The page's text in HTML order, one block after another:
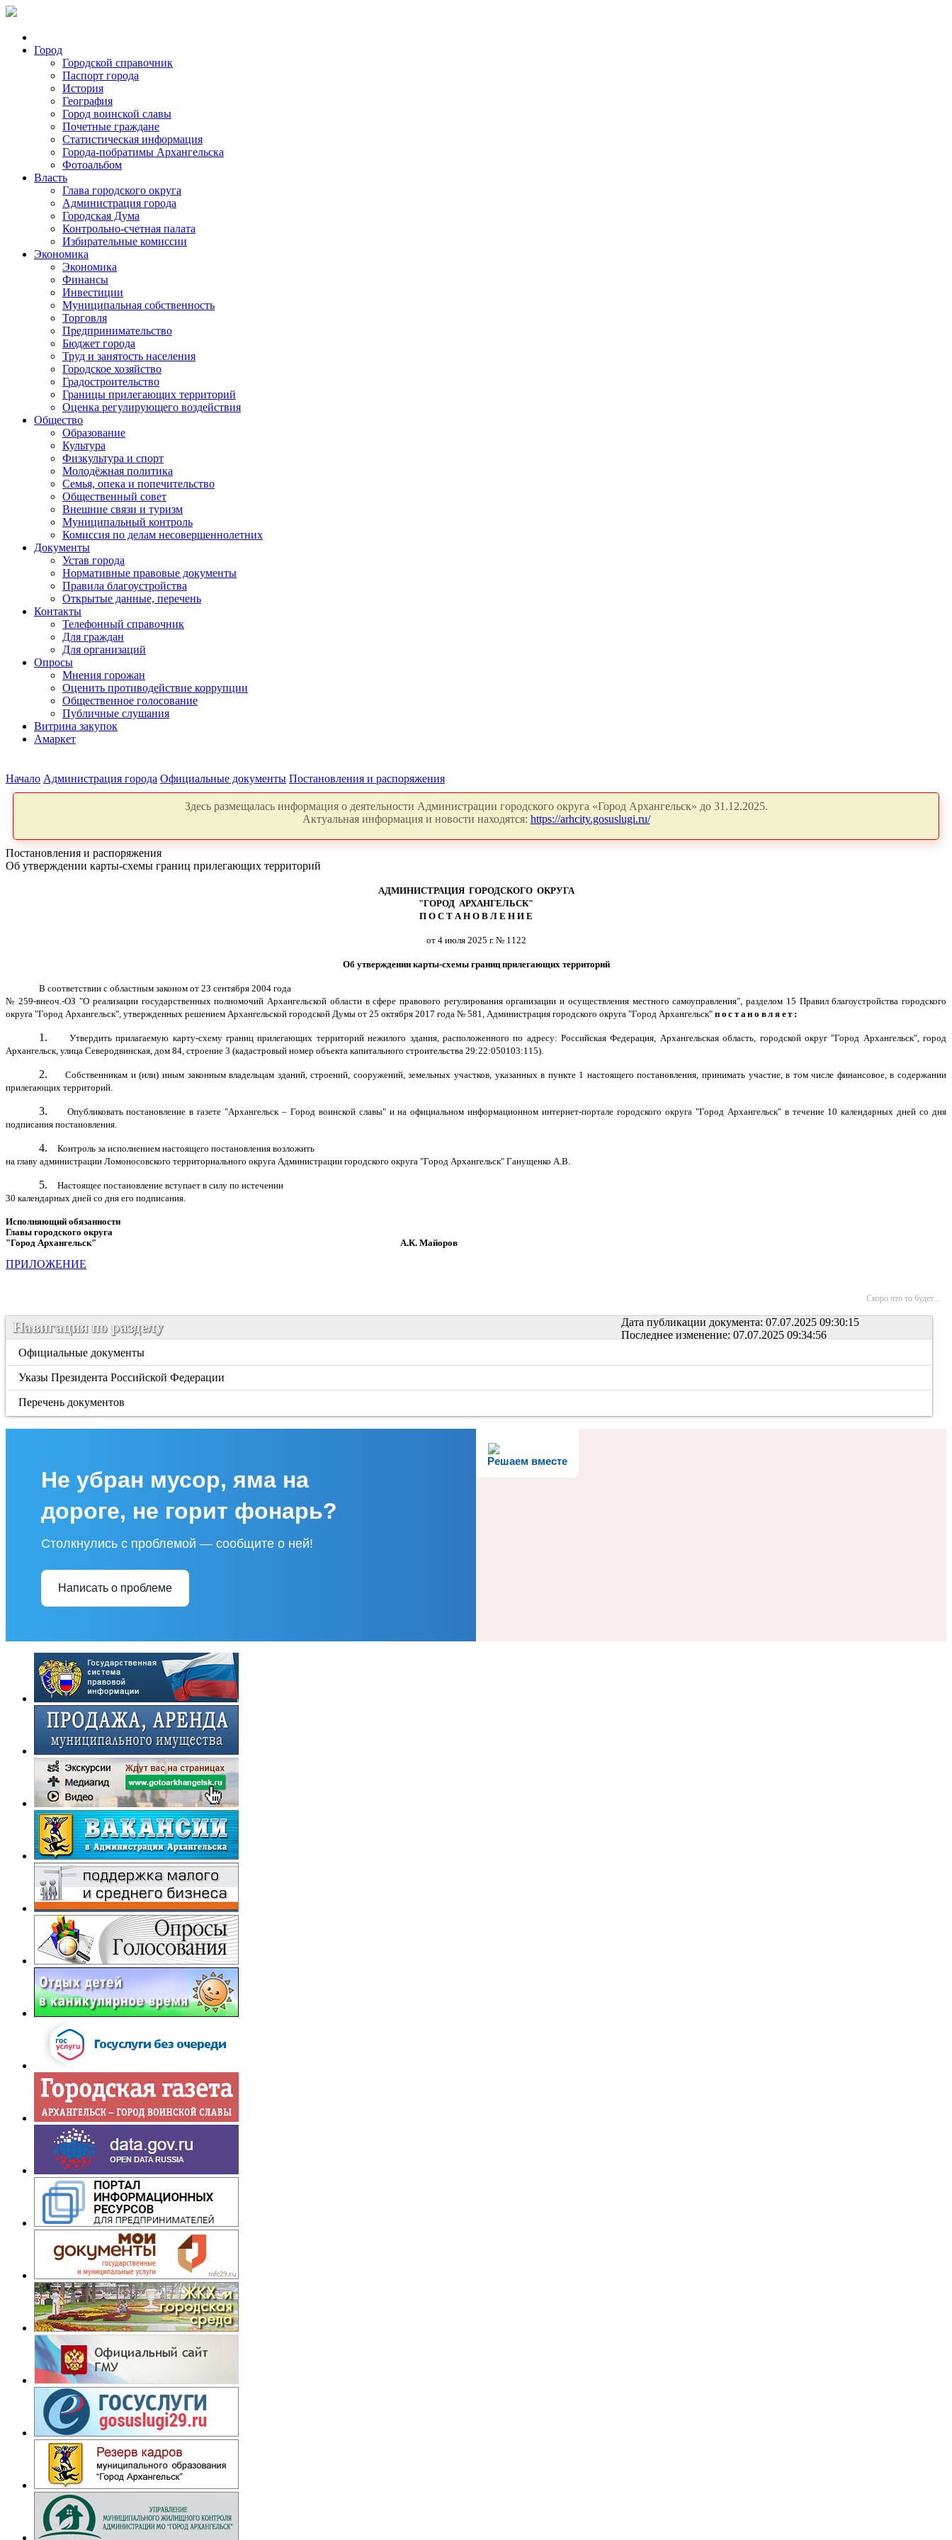
Город
Городской справочник
Паспорт города
История
География
Город воинской славы
Почетные граждане
Статистическая информация
Города-побратимы Архангельска
Фотоальбом
Власть
Глава городского округа
Администрация города
Городская Дума
Контрольно-счетная палата
Избирательные комиссии
Экономика
Экономика
Финансы
Инвестиции
Муниципальная собственность
Торговля
Предпринимательство
Бюджет города
Труд и занятость населения
Городское хозяйство
Градостроительство
Границы прилегающих территорий
Оценка регулирующего воздействия
Общество
Образование
Культура
Физкультура и спорт
Молодёжная политика
Семья, опека и попечительство
Общественный совет
Внешние связи и туризм
Муниципальный контроль
Комиссия по делам несовершеннолетних
Документы
Устав города
Нормативные правовые документы
Правила благоустройства
Открытые данные, перечень
Контакты
Телефонный справочник
Для граждан
Для организаций
Опросы
Мнения горожан
Оценить противодействие коррупции
Общественное голосование
Публичные слушания
Витрина закупок
Амаркет
Начало Администрация города Официальные документы Постановления и распоряжения
Здесь размещалась информация о деятельности Администрации городского округа «Город Архангельск» до 31.12.2025.
Актуальная информация и новости находятся: https://arhcity.gosuslugi.ru/
Постановления и распоряжения
Об утверждении карты-схемы границ прилегающих территорий
АДМИНИСТРАЦИЯ ГОРОДСКОГО ОКРУГА
"ГОРОД АРХАНГЕЛЬСК"
П О С Т А Н О В Л Е Н И Е
от 4 июля 2025 г. № 1122
Об утверждении карты-схемы границ прилегающих территорий
В соответствии с областным законом от 23 сентября 2004 года
№ 259-внеоч.-ОЗ "О реализации государственных полномочий Архангельской области в сфере правового регулирования организации и осуществления местного самоуправления", разделом 15 Правил благоустройства городского
округа "Город Архангельск", утвержденных решением Архангельской городской Думы от 25 октября 2017 года № 581, Администрация городского округа "Город Архангельск" постановляет:
1.
Утвердить прилагаемую карту-схему границ прилегающих территорий нежилого здания, расположенного по адресу: Российская Федерация, Архангельская область, городской округ "Город Архангельск", город
Архангельск, улица Северодвинская, дом 84, строение 3 (кадастровый номер объекта капитального строительства 29:22:050103:115).
2.
Собственникам и (или) иным законным владельцам зданий, строений, сооружений, земельных участков, указанных в пункте 1 настоящего постановления, принимать участие, в том числе финансовое, в содержании
прилегающих территорий.
3.
Опубликовать постановление в газете "Архангельск – Город воинской славы" и на официальном информационном интернет-портале городского округа "Город Архангельск" в течение 10 календарных дней со дня
подписания постановления.
4.
Контроль за исполнением настоящего постановления возложить
на главу администрации Ломоносовского территориального округа Администрации городского округа "Город Архангельск" Ганущенко А.В.
5.
Настоящее постановление вступает в силу по истечении
30 календарных дней со дня его подписания.
Исполняющий обязанности
Главы городского округа
"Город Архангельск" А.К. Майоров
ПРИЛОЖЕНИЕ
Скоро что то будет...
Дата публикации документа: 07.07.2025 09:30:15
Последнее изменение: 07.07.2025 09:34:56
Навигация по разделу
Официальные документы
Указы Президента Российской Федерации
Перечень документов
Решаем вместе
Не убран мусор, яма на
дороге, не горит фонарь?
Столкнулись с проблемой — сообщите о ней!
Написать о проблеме